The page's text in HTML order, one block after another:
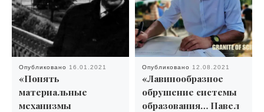
Опубликовано 16.01.2021
«Понять
материальные
механизмы
Опубликовано 12.08.2021
«Лавинообразное
обрушение системы
образования… Павел